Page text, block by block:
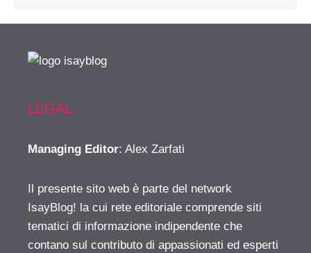
LEGAL
Managing Editor: Alex Zarfati
Il presente sito web è parte del network
IsayBlog! la cui rete editoriale comprende siti
tematici di informazione indipendente che
contano sul contributo di appassionati ed esperti